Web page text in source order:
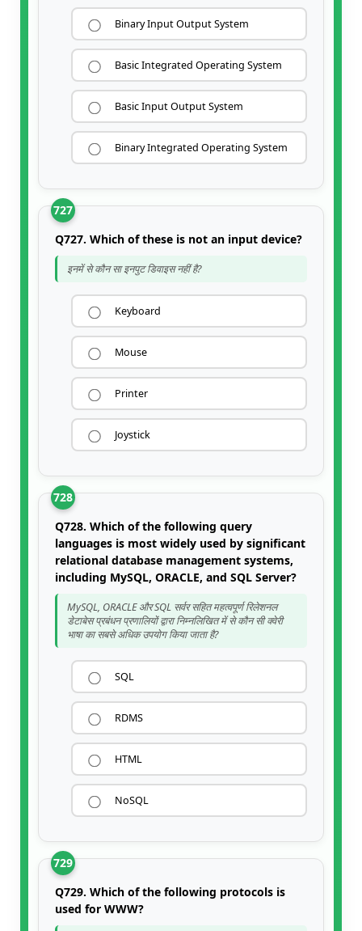
Binary Input Output System
Basic Integrated Operating System
Basic Input Output System
Binary Integrated Operating System
727
Q727. Which of these is not an input device?
इनमें से कौन सा इनपुट डिवाइस नहीं है?
Keyboard
Mouse
Printer
Joystick
728
Q728. Which of the following query
languages is most widely used by significant
relational database management systems,
including MySQL, ORACLE, and SQL Server?
MySQL, ORACLE और SQL सर्वर सहित महत्वपूर्ण रिलेशनल
डेटाबेस प्रबंधन प्रणालियों द्वारा निम्नलिखित में से कौन सी क्वेरी
भाषा का सबसे अधिक उपयोग किया जाता है?
SQL
RDMS
HTML
NoSQL
729
Q729. Which of the following protocols is
used for WWW?